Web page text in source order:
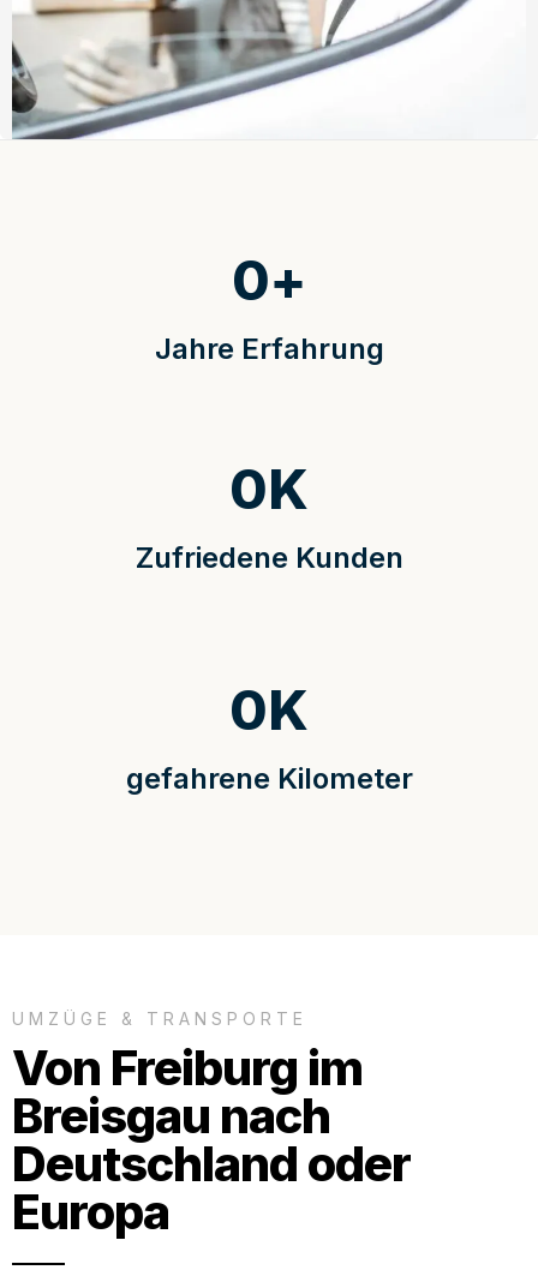
Jahre Erfahrung
0+
Zufriedene Kunden
0K
gefahrene Kilometer
0K
UMZÜGE & TRANSPORTE
Von Freiburg im
Breisgau nach
Deutschland oder
Europa